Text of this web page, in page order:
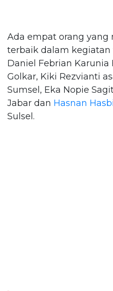
Ada empat orang yang
terbaik dalam
Daniel Febrian Karunia
Golkar, Kiki Rezvianti
Sumsel, Eka Nopie
Jabar dan Hasnan Hasbi
Sulsel.